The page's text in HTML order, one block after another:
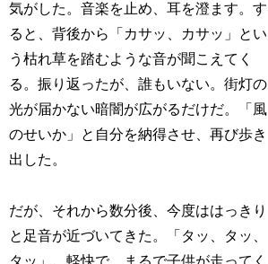
気がした。音楽を止め、耳を澄ます。す
ると、背後から「カサッ、カサッ」とい
う枯れ草を踏むような音が聞こえてく
る。振り返ったが、誰もいない。街灯の
光が届かない暗闇が広がるだけだ。「風
のせいか」と自分を納得させ、再び歩き
出した。
だが、それから数分後、今度ははっきり
と足音が近づいてきた。「タッ、タッ、